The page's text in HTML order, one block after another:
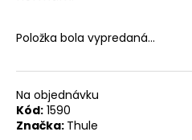
Položka bola vypredaná…
Na objednávku
Kód: 1590
Značka: Thule
a
m
TELESKOPICKÁ
SEDLOVKA
BONTRAGER